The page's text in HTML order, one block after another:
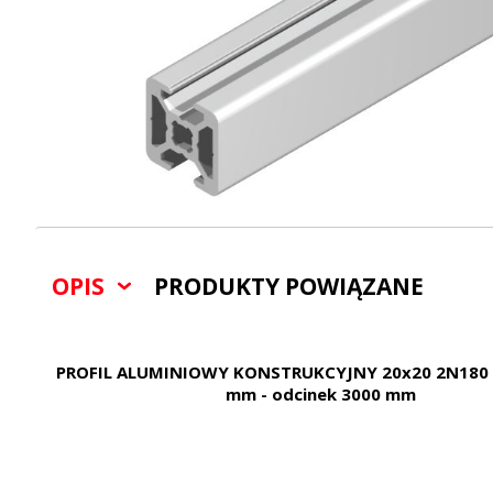
OPIS PRODUKTY POWIĄZANE
PROFIL ALUMINIOWY KONSTRUKCYJNY 20x20
mm - odcinek 3000 mm